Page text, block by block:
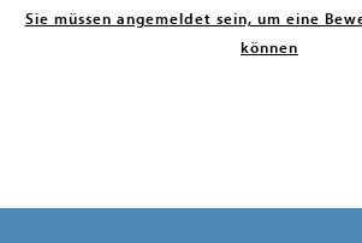
Sie müssen angemeldet sein, um eine
können